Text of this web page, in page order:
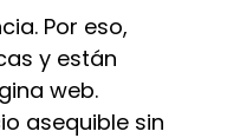
Por eso,
y están
web.
asequible sin